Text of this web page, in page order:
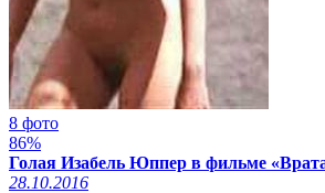
8 фото
86%
Голая Изабель Юппер в фильме
28.10.2016